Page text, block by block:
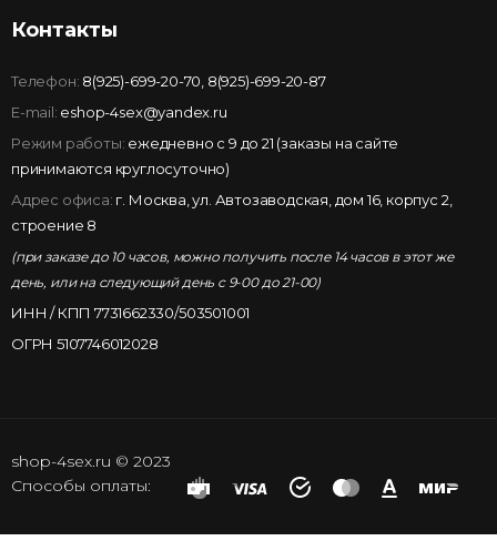
Контакты
Телефон: 8(925)-699-20-70 8(925)-699-20-87
E-mail: eshop-4sex@yandex.ru
Режим работы: ежедневно с 9 до 21 (заказы на сайте
принимаются круглосуточно)
Адрес офиса: г. Москва, ул. Автозаводская, дом 16, корпус 2,
строение 8
(при заказе до 10 часов, можно получить после 14 часов в этот же
день, или на следующий день с 9-00 до 21-00)
ИНН / КПП 7731662330/503501001
ОГРН 5107746012028
shop-4sex.ru © 2023
Способы оплаты: